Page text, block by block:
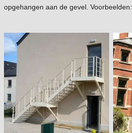
opgehangen aan de gevel. Voorbeelden: